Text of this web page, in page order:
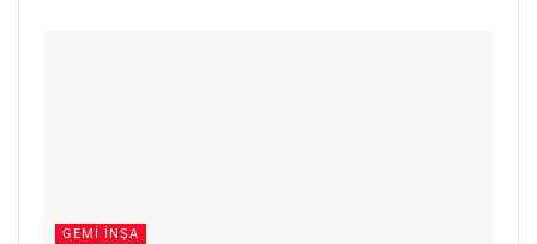
GEMI İNŞA